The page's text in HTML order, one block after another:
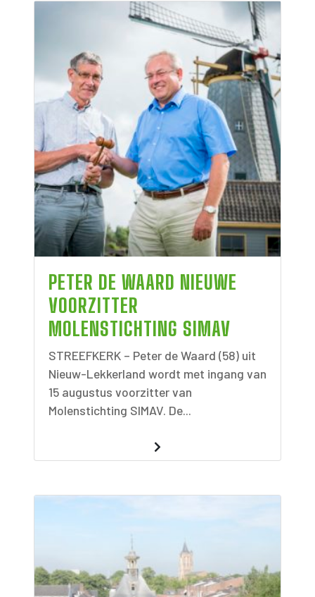
PETER DE WAARD NIEUWE
VOORZITTER
MOLENSTICHTING SIMAV
STREEFKERK – Peter de Waard (58) uit
Nieuw-Lekkerland wordt met ingang van
15 augustus voorzitter van
Molenstichting SIMAV. De...